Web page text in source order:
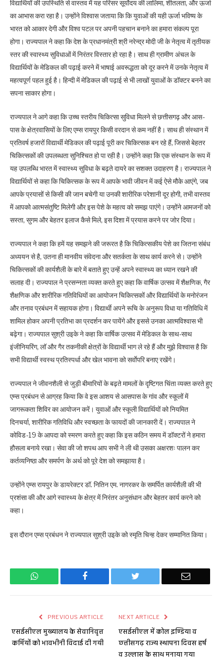
विद्यार्थियों की उपस्थिति से वास्तव में यह परिसर सूर्याेदय की लालिमा, शीतलता, और ऊर्जा
का आभास करा रहा है। उन्होंने विश्वास जताया कि कि युवाओं की यही ऊर्जा भविष्य के
भारत को आकार देगी और विश्व पटल पर अपनी पहचान बनाने का हमारा संकल्प पूरा
होगा। राज्यपाल ने कहा कि देश के प्रधानमंत्री श्री नरेन्द्र मोदी जी के नेतृत्व में तृतीयक
स्तर की स्वास्थ्य सुविधाओं में निरंतर विस्तार हो रहा है। साथ ही ग्रामीण अंचल के
विद्यार्थियों के मेडिकल की पढ़ाई करने में भाषाई अवरूद्धता को दूर करने में उनके नेतृत्व में
महत्वपूर्ण पहल हुई है। हिन्दी में मेडिकल की पढ़ाई से भी लाखों युवाओं के डॉक्टर बनने का
सपना साकार होगा।
राज्यपाल ने आगे कहा कि उच्च स्तरीय चिकित्सा सुविधा मिलने से छत्तीसगढ़ और आस-
पास के क्षेत्रवासियों के लिए एम्स रायपुर किसी वरदान से कम नहीं है। साथ ही संस्थान में
प्रतिवर्ष हजारों विद्यार्थी मेडिकल की पढ़ाई पूरी कर चिकित्सक बन रहे हैं, जिससे बेहतर
चिकित्सकों की उपलब्धता सुनिश्चित हो पा रही है। उन्होंने कहा कि एक संस्थान के रूप में
यह उपलब्धि भारत में स्वास्थ्य सुविधा के बढ़ते दायरे का सशक्त उदाहरण है। राज्यपाल ने
विद्यार्थियों से कहा कि चिकित्सक के रूप में आपके भावी जीवन में कई ऐसे मौके आएंगे, जब
आपके प्रयासों से किसी की जान बचेगी या उनकी शारीरिक परेशानी दूर होगी, तभी वास्तव
में आपको आत्मसंतुष्टि मिलेगी और इस पेशे के महत्व को समझ पाएंगे। उन्होंने आमजनों को
सस्ता, सुगम और बेहतर इलाज कैसे मिले, इस दिशा में प्रयास करने पर जोर दिया।
राज्यपाल ने कहा कि हमें यह समझने की जरूरत है कि चिकित्सकीय पेशे का जितना संबंध
अध्ययन से है, उतना ही मानवीय संवेदना और सतर्कता के साथ कार्य करने से। उन्होंने
चिकित्सकों की कार्यशैली के बारे में बताते हुए उन्हें अपने स्वास्थ्य का ध्यान रखने की
सलाह दी। राज्यपाल ने प्रसन्नता व्यक्त करते हुए कहा कि वार्षिक उत्सव में शैक्षणिक, गैर
शैक्षणिक और शारीरिक गतिविधियों का आयोजन चिकित्सकों और विद्यार्थियों के मनोरंजन
और तनाव प्रबंधन में सहायक होगा। विद्यार्थी अपने रूचि के अनुरूप विधा या गतिविधि में
शामिल होकर अपनी प्रतिभा का प्रदर्शन कर पायेंगे और इससे उनका आत्मविश्वास भी
बढ़ेगा। राज्यपाल सुश्री उइके ने कहा कि वार्षिक उत्सव में मेडिकल के साथ-साथ
इंजीनियरिंग, लॉ और गैर तकनीकी क्षेत्रों के विद्यार्थी भाग ले रहे हैं और मुझे विश्वास है कि
सभी विद्यार्थी स्वस्थ प्रतिस्पर्धा और खेल भावना को सर्वाेपरि बनाए रखेंगे।
राज्यपाल ने जीवनशैली से जुड़ी बीमारियों के बढ़ते मामलों के दृष्टिगत चिंता व्यक्त करते हुए
एम्स प्रबंधन से आग्रह किया कि वे इस आशय से आसपास के गांव और स्कूलों में
जागरूकता शिविर का आयोजन करें। युवाओं और स्कूली विद्यार्थियों को नियमित
दिनचर्या, शारीरिक गतिविधि और स्वच्छता के फायदों की जानकारी दें। राज्यपाल ने
कोविड-19 के आपदा को स्मरण करते हुए कहा कि इस कठिन समय में डॉक्टरों ने हमारा
हौसला बनाये रखा। सेवा की जो शपथ आप सभी ने ली थी उसका अक्षरशः पालन कर
कर्तव्यनिष्ठा और समर्पण के अर्थ को पूरे देश को समझाया है।
उन्होंने एम्स रायपुर के डायरेक्टर डॉ. नितिन एम. नागरकर के समर्पित कार्यशैली की भी
प्रशंसा की और आगे स्वास्थ्य के क्षेत्र में निरंतर अनुसंधान और बेहतर कार्य करने को
कहा।
इस दौरान एम्स प्रबंधन ने राज्यपाल सुश्री उइके को स्मृति चिन्ह देकर सम्मानित किया।
WhatsApp Facebook Twitter Email
PREVIOUS ARTICLE
एसईसीएल मुख्यालय के सेवानिवृत्त
कर्मियों को भावभीनी विदाई दी गयी
NEXT ARTICLE
एसईसीएल में कोल इण्डिया व
छत्तीसगढ़ राज्य स्थापना दिवस हर्ष
व उल्लास के साथ मनाया गया